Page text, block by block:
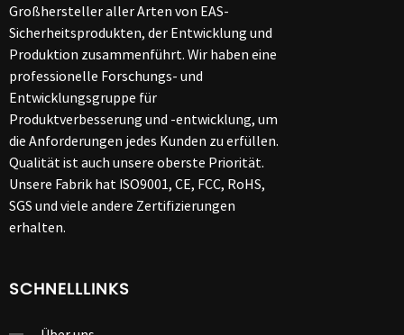
Großhersteller aller Arten von EAS-
Sicherheitsprodukten, der Entwicklung und
Produktion zusammenführt. Wir haben eine
professionelle Forschungs- und
Entwicklungsgruppe für
Produktverbesserung und -entwicklung, um
die Anforderungen jedes Kunden zu erfüllen.
Qualität ist auch unsere oberste Priorität.
Unsere Fabrik hat ISO9001, CE, FCC, RoHS,
SGS und viele andere Zertifizierungen
erhalten.
SCHNELLLINKS